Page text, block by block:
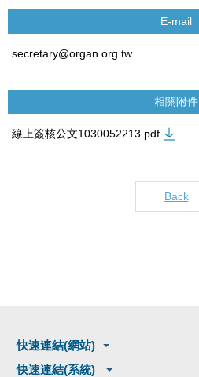
E-mail
secretary@organ.org.tw
相關附件
線上簽核公文1030052213.pdf
Back
快速連結(網站)
快速連結(系統)